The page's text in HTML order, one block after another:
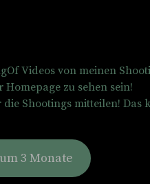
Videos von meinen
zu sehen sein!
Shootings mitteilen! Das
3 Monate